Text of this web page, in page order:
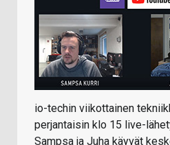
io-techin viikottainen
perjantaisin klo 15 live-
Sampsa ja Juha käyvät